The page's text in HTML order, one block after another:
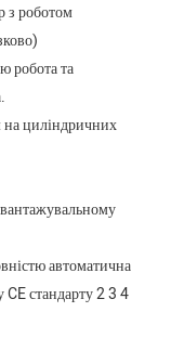
з роботом
робота та
циліндричних